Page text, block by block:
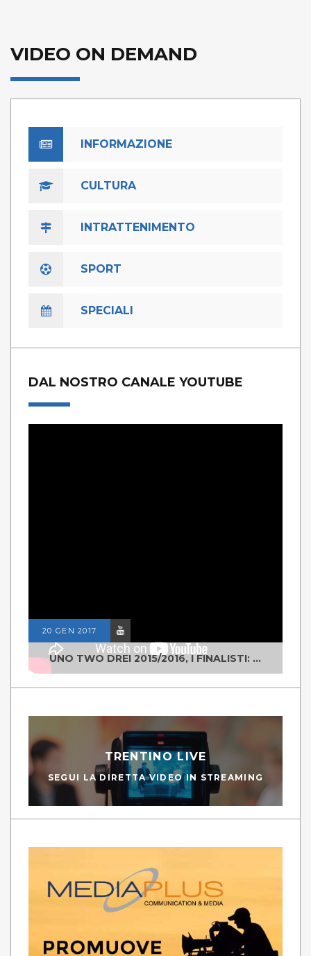
VIDEO ON DEMAND
INFORMAZIONE
CULTURA
INTRATTENIMENTO
SPORT
SPECIALI
DAL NOSTRO CANALE YOUTUBE
20 GEN 2017
UNO TWO DREI 2015/2016, I FINALISTI: CLASSE IV ALS ISTITUTO "DEGASPERI" BORGO VALSUGANA
TRENTINO LIVE
SEGUI LA DIRETTA VIDEO IN STREAMING